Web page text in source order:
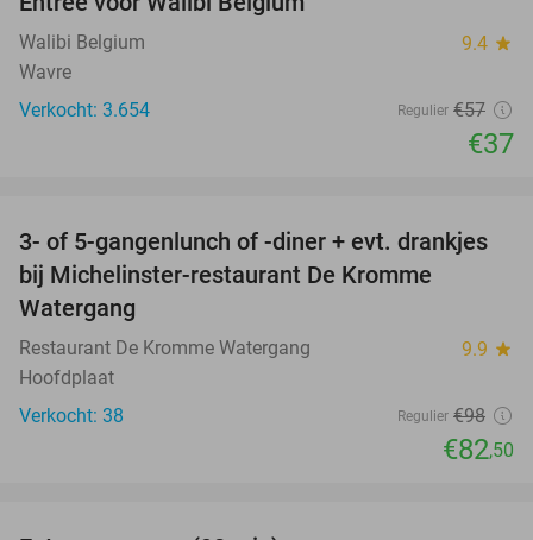
Walibi Belgium 9.4 star
Wavre
Verkocht: 3.654
Regulier €57
€37
16%
3- of 5-gangenlunch of -diner + evt. drankjes
bij Michelinster-restaurant De Kromme
Watergang
Restaurant De Kromme Watergang 9.9 star
Hoofdplaat
Verkocht: 38
Regulier €98
€82,50